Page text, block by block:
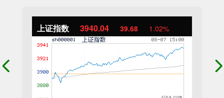
上证指数 3940.04 39.68 1.02%